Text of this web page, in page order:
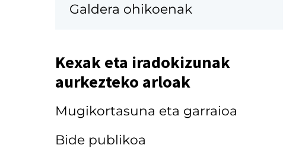
Galdera ohikoenak
Kexak eta iradokizunak
aurkezteko arloak
Mugikortasuna eta garraioa
Bide publikoa